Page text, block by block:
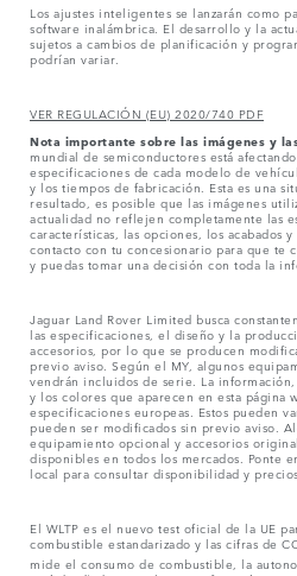
Los ajustes inteligentes se lanzarán como
software inalámbrica. El desarrollo y la
sujetos a cambios de planificación y
podrían variar.
VER REGULACIÓN (EU) 2020/740 PDF
Nota importante sobre las imágenes y
mundial de semiconductores está
especificaciones de cada modelo de
y los tiempos de fabricación. Esta es una
resultado, es posible que las imágenes
actualidad no reflejen completamente las
características, las opciones, los acabados
contacto con tu concesionario para que te
y puedas tomar una decisión con toda la
Jaguar Land Rover Limited busca
las especificaciones, el diseño y la
accesorios, por lo que se producen
previo aviso. Según el MY, algunos
vendrán incluidos de serie. La
y los colores que aparecen en esta página
especificaciones europeas. Estos pueden
pueden ser modificados sin previo aviso.
equipamiento opcional y accesorios
disponibles en todos los mercados. Ponte
local para consultar disponibilidad y precios.
El WLTP es el nuevo test oficial de la UE
combustible estandarizado y las cifras de
mide el consumo de combustible, la